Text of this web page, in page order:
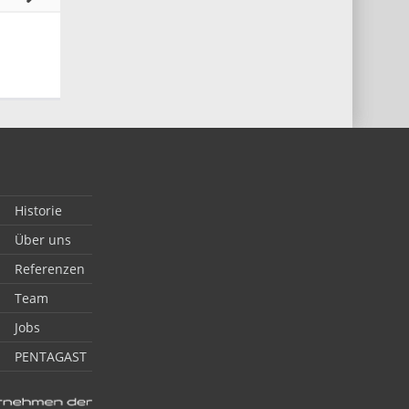
Historie
Über uns
Referenzen
Team
Jobs
PENTAGAST